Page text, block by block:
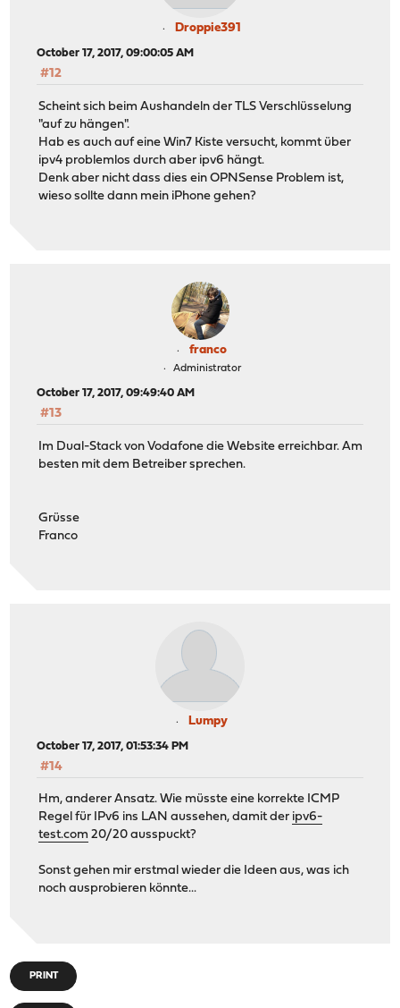
Droppie391
October 17, 2017, 09:00:05 AM
#12
Scheint sich beim Aushandeln der TLS Verschlüsselung
"auf zu hängen".
Hab es auch auf eine Win7 Kiste versucht, kommt über
ipv4 problemlos durch aber ipv6 hängt.
Denk aber nicht dass dies ein OPNSense Problem ist,
wieso sollte dann mein iPhone gehen?
franco
Administrator
October 17, 2017, 09:49:40 AM
#13
Im Dual-Stack von Vodafone die Website erreichbar. Am
besten mit dem Betreiber sprechen.
Grüsse
Franco
Lumpy
October 17, 2017, 01:53:34 PM
#14
Hm, anderer Ansatz. Wie müsste eine korrekte ICMP
Regel für IPv6 ins LAN aussehen, damit der ipv6-
test.com 20/20 ausspuckt?
Sonst gehen mir erstmal wieder die Ideen aus, was ich
noch ausprobieren könnte...
PRINT